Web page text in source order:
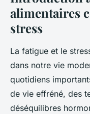
alimentaires
stress
La fatigue et le
dans notre vie
quotidiens
de vie effréné, des
déséquilibres